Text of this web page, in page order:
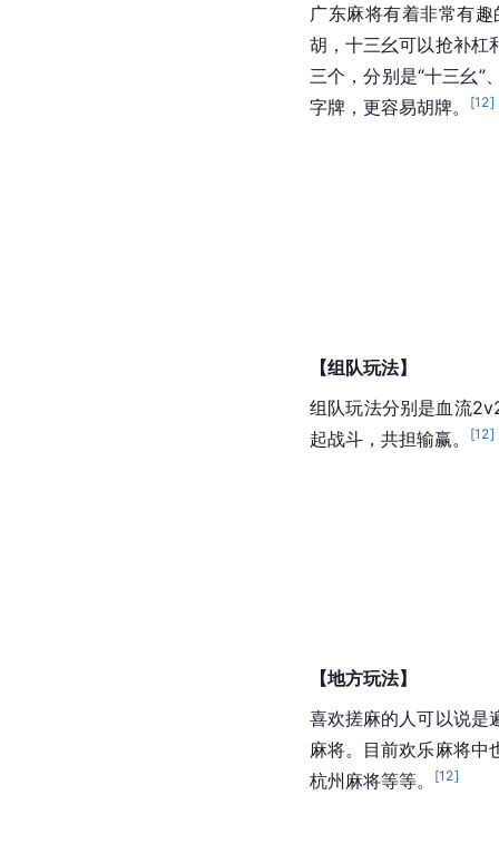
广东麻将有着非常有
胡，十三幺可以抢补杠
三个，分别是“十三幺”
字牌，更容易胡牌。
[12]
【组队玩法】
组队玩法分别是血流
起战斗，共担输赢。
[12]
【地方玩法】
喜欢搓麻的人可以说是
麻将。目前欢乐麻将中
杭州麻将等等。 [12]